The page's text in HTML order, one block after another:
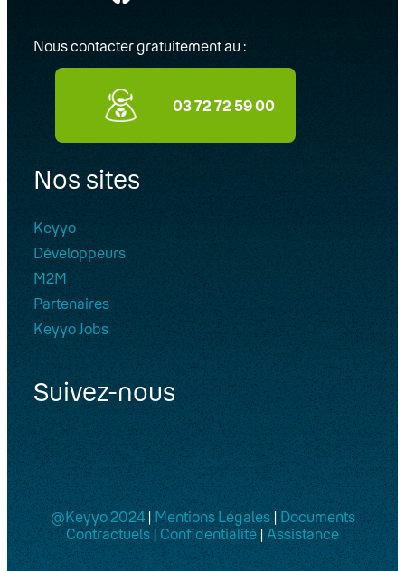
Nous contacter gratuitement au :
03 72 72 59 00
Nos sites
Keyyo
Développeurs
M2M
Partenaires
Keyyo Jobs
Suivez-nous
@Keyyo 2024| Mentions Légales|Documents
Contractuels|Confidentialité|Assistance